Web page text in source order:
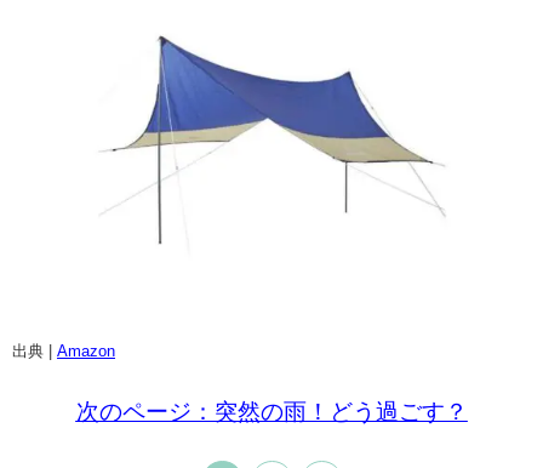
出典 | Amazon
次のページ：突然の雨！どう過ごす？